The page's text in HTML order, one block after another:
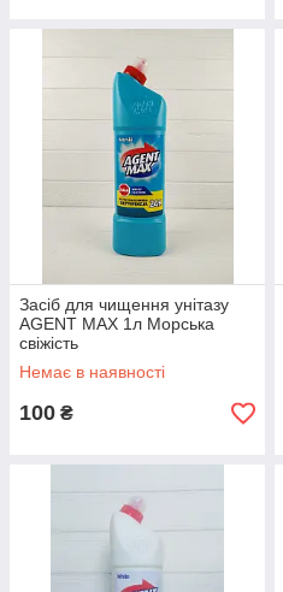
Засіб для чищення унітазу
AGENT MAX 1л Морська
свіжість
Немає в наявності
100 ₴